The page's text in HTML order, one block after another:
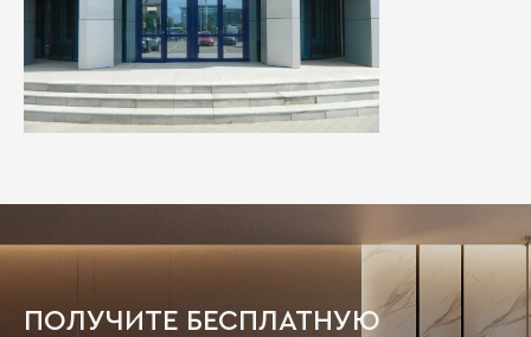
ПОЛУЧИТЕ БЕСПЛАТНУЮ